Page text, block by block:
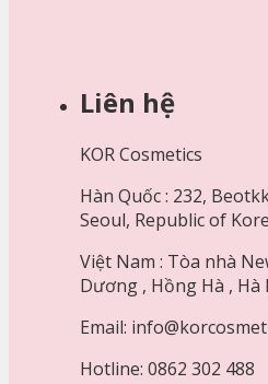
Liên hệ
KOR Cosmetics
Hàn Quốc : 232,
Seoul, Republic of
Việt Nam : Tòa nhà
Dương , Hồng Hà , Hà
Email:
Hotline: 0862 302 488